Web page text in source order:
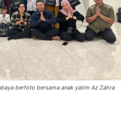
berfoto bersama anak yatim Az Zahra